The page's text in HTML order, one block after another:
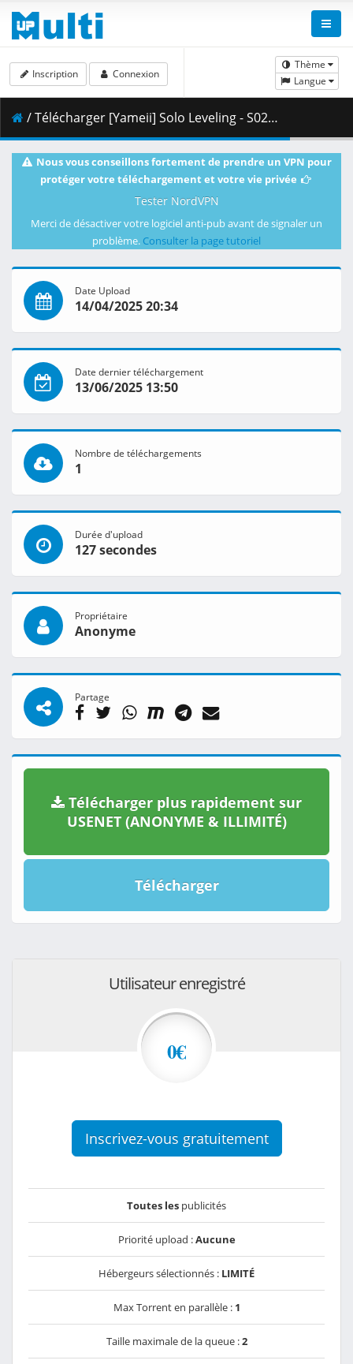
Thème
Langue
Inscription Connexion
/ Télécharger [Yameii] Solo Leveling - S02E05 [English Dub] [CR WEB-DL 720p] [DB642CDC].mkv.002 ( 349.00 MB )
Nous vous conseillons fortement de prendre un VPN pour
protéger votre téléchargement et votre vie privée
Tester NordVPN
Merci de désactiver votre logiciel anti-pub avant de signaler un
problème. Consulter la page tutoriel
Date Upload
14/04/2025 20:34
Date dernier téléchargement
13/06/2025 13:50
Nombre de téléchargements
1
Durée d'upload
127 secondes
Propriétaire
Anonyme
Partage
Télécharger plus rapidement sur
USENET (ANONYME & ILLIMITÉ)
Télécharger
Utilisateur enregistré
0€
Inscrivez-vous gratuitement
Toutes les publicités
Priorité upload :Aucune
Hébergeurs sélectionnés : LIMITÉ
Max Torrent en parallèle : 1
Taille maximale de la queue :2